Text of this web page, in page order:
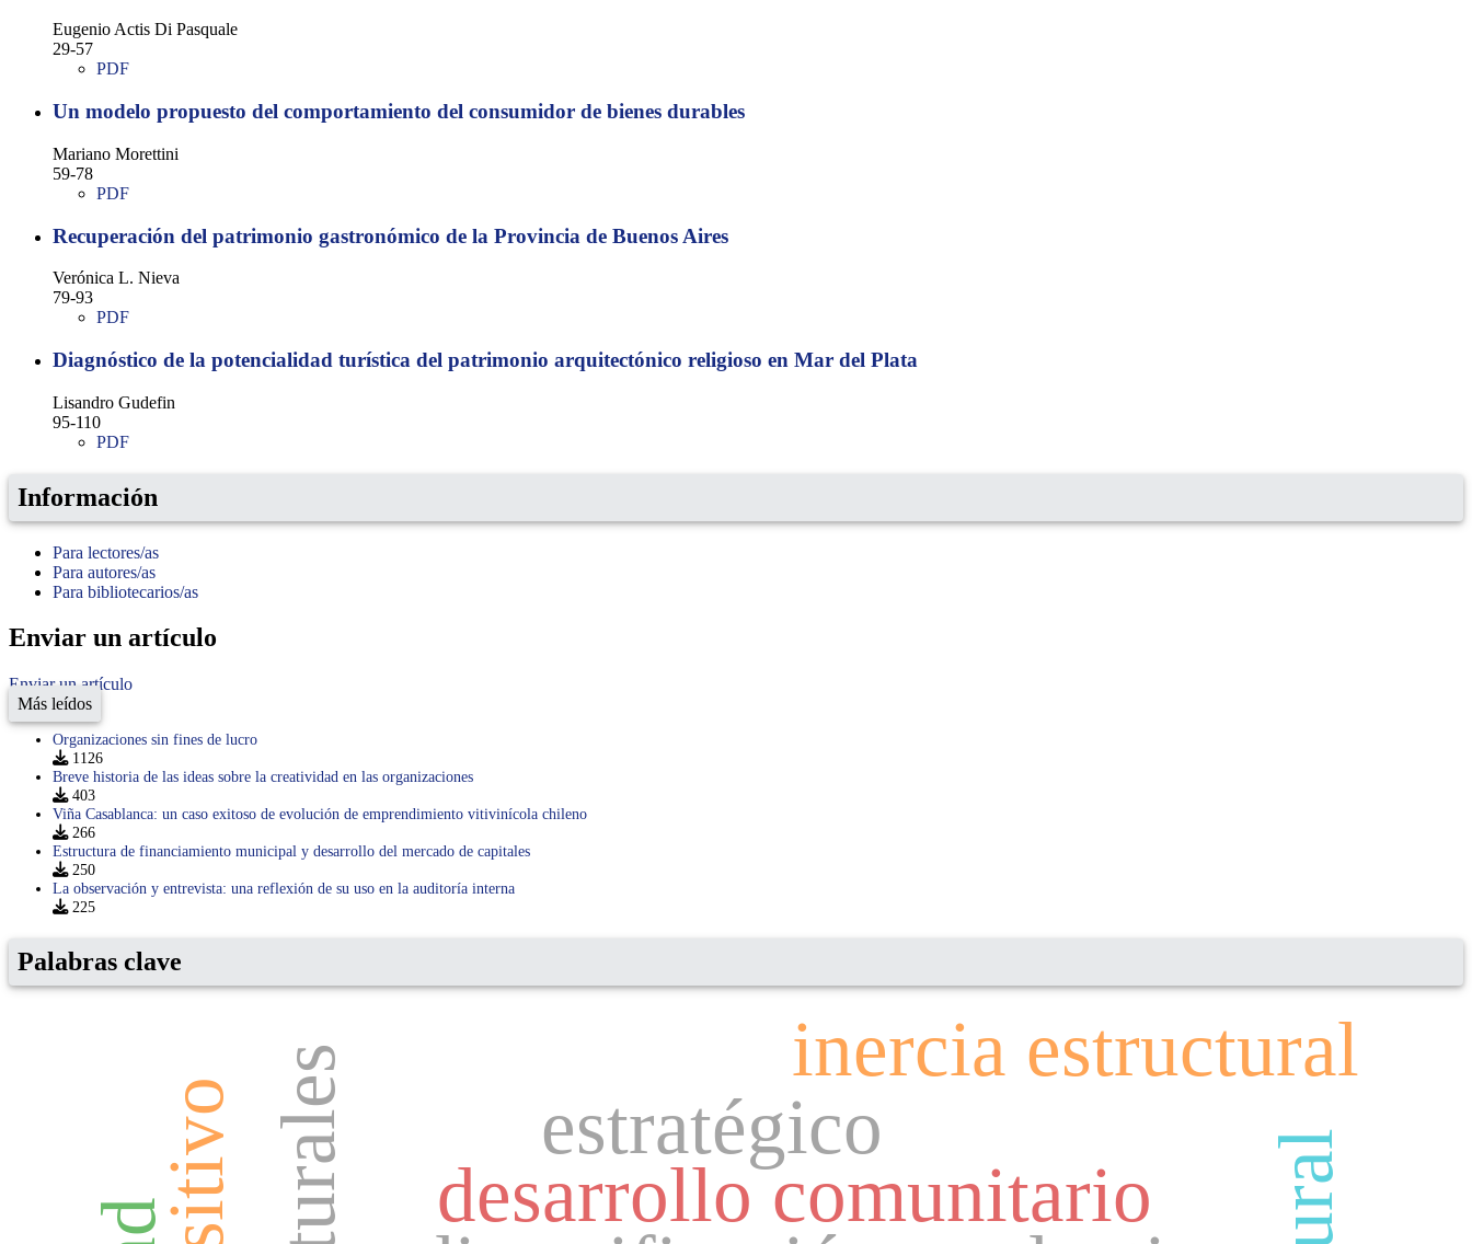
Eugenio Actis Di Pasquale
29-57
PDF
Un modelo propuesto del comportamiento del consumidor de bienes durables
Mariano Morettini
59-78
PDF
Recuperación del patrimonio gastronómico de la Provincia de Buenos Aires
Verónica L. Nieva
79-93
PDF
Diagnóstico de la potencialidad turística del patrimonio arquitectónico religioso en Mar del Plata
Lisandro Gudefin
95-110
PDF
Información
Para lectores/as
Para autores/as
Para bibliotecarios/as
Enviar un artículo
Enviar un artículo
Más leídos
Organizaciones sin fines de lucro
1126
Breve historia de las ideas sobre la creatividad en las organizaciones
403
Viña Casablanca: un caso exitoso de evolución de emprendimiento vitivinícola chileno
266
Estructura de financiamiento municipal y desarrollo del mercado de capitales
250
La observación y entrevista: una reflexión de su uso en la auditoría interna
225
Palabras clave
desarrollo comunitario
estratégico
inercia estructural